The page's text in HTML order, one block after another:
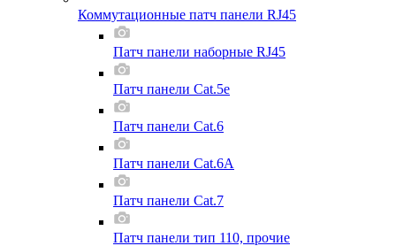
Коммутационные патч панели RJ45
Патч панели наборные RJ45
Патч панели Cat.5e
Патч панели Cat.6
Патч панели Cat.6A
Патч панели Cat.7
Патч панели тип 110, прочие